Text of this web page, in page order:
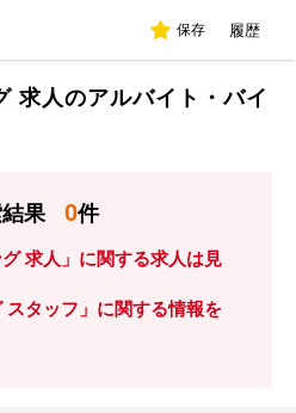
保存 履歴
求人のアルバイト・バイ
果 0件
グ 求人」に関する求人は見
スタッフ」に関する情報を